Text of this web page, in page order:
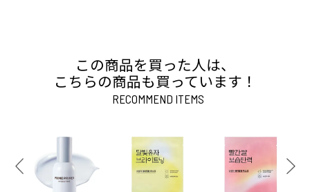
この商品を買った人は、
こちらの商品も買っています！
RECOMMEND ITEMS